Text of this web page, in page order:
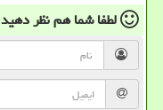
لطفا شما همنظر دهید